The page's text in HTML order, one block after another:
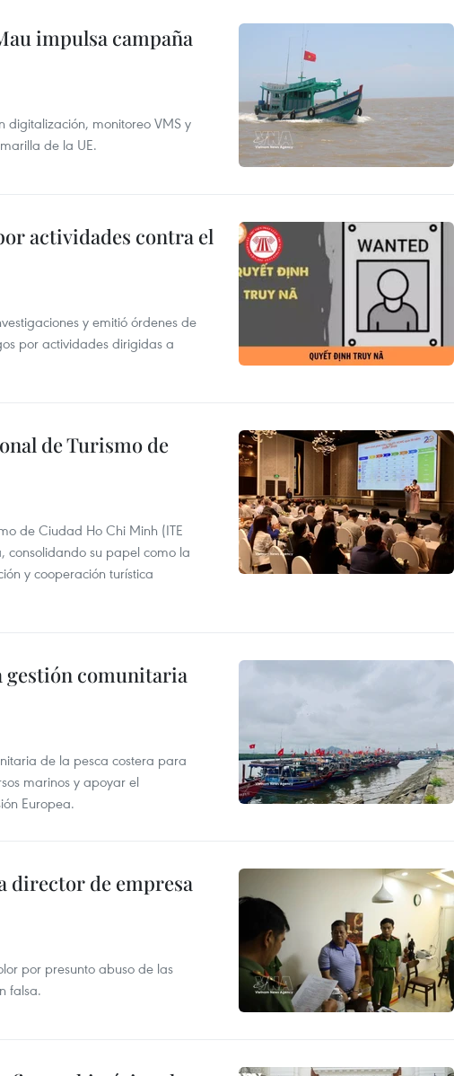
impulsa campaña
digitalización, monitoreo VMS y
de la UE.
actividades contra el
y emitió órdenes de
por actividades dirigidas a
de Turismo de
de Ciudad Ho Chi Minh (ITE
consolidando su papel como la
y cooperación turística
gestión comunitaria
de la pesca costera para
marinos y apoyar el
Europea.
director de empresa
por presunto abuso de las
falsa.